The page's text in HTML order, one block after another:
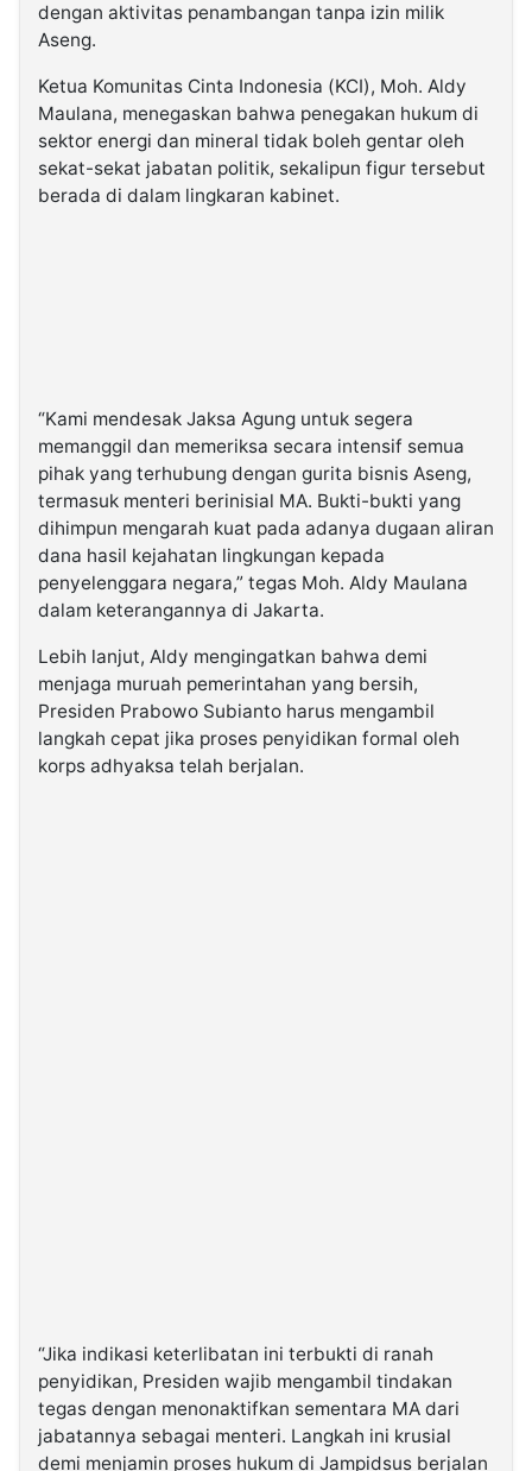
dengan aktivitas penambangan tanpa izin milik
Aseng.
Ketua Komunitas Cinta Indonesia (KCI), Moh. Aldy
Maulana, menegaskan bahwa penegakan hukum di
sektor energi dan mineral tidak boleh gentar oleh
sekat-sekat jabatan politik, sekalipun figur tersebut
berada di dalam lingkaran kabinet.
“Kami mendesak Jaksa Agung untuk segera
memanggil dan memeriksa secara intensif semua
pihak yang terhubung dengan gurita bisnis Aseng,
termasuk menteri berinisial MA. Bukti-bukti yang
dihimpun mengarah kuat pada adanya dugaan aliran
dana hasil kejahatan lingkungan kepada
penyelenggara negara,” tegas Moh. Aldy Maulana
dalam keterangannya di Jakarta.
Lebih lanjut, Aldy mengingatkan bahwa demi
menjaga muruah pemerintahan yang bersih,
Presiden Prabowo Subianto harus mengambil
langkah cepat jika proses penyidikan formal oleh
korps adhyaksa telah berjalan.
“Jika indikasi keterlibatan ini terbukti di ranah
penyidikan, Presiden wajib mengambil tindakan
tegas dengan menonaktifkan sementara MA dari
jabatannya sebagai menteri. Langkah ini krusial
demi menjamin proses hukum di Jampidsus berjalan